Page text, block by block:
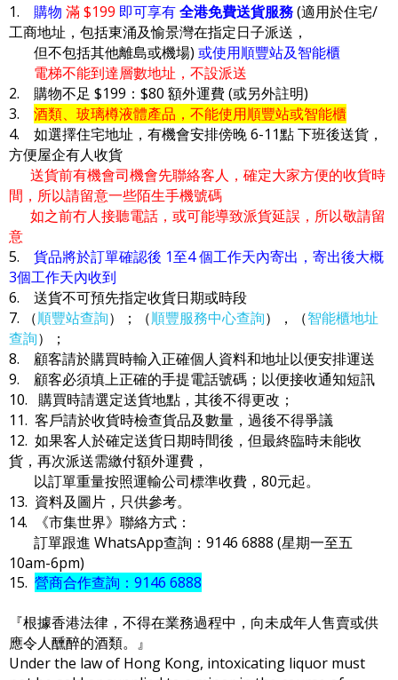
1. 購物 滿 $199 即可享有全港免費送貨服務(適用於住宅/
工商地址，包括東涌及愉景灣在指定日子派送，
但不包括其他離島或機場) 或使用順豐站及智能櫃
電梯不能到達層數地址，不設派送
2. 購物不足 $199：$80 額外運費 (或另外註明)
3. 酒類、玻璃樽液體產品，不能使用順豐站或智能櫃
4. 如選擇住宅地址，有機會安排傍晚 6-11點 下班後送貨，
方便屋企有人收貨
送貨前有機會司機會先聯絡客人，確定大家方便的收貨時
間，所以請留意一些陌生手機號碼
如之前冇人接聽電話，或可能導致派貨延誤，所以敬請留
意
5. 貨品將於訂單確認後 1至4 個工作天內寄出，寄出後大概
3個工作天內收到
6. 送貨不可預先指定收貨日期或時段
7. （順豐站查詢）；（順豐服務中心查詢），（智能櫃地址
查詢）；
8. 顧客請於購買時輸入正確個人資料和地址以便安排運送
9. 顧客必須填上正確的手提電話號碼；以便接收通知短訊
10. 購買時請選定送貨地點，其後不得更改；
11. 客戶請於收貨時檢查貨品及數量，過後不得爭議
12. 如果客人於確定送貨日期時間後，但最終臨時未能收
貨，再次派送需繳付額外運費，
以訂單重量按照運輸公司標準收費，80元起。
13. 資料及圖片，只供參考。
14. 《市集世界》聯絡方式：
訂單跟進 WhatsApp查詢：9146 6888 (星期一至五
10am-6pm)
15. 營商合作查詢：9146 6888
『根據香港法律，不得在業務過程中，向未成年人售賣或供
應令人醺醉的酒類。』
Under the law of Hong Kong, intoxicating liquor must